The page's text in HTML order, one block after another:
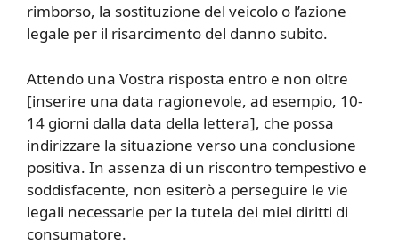
rimborso, la sostituzione del veicolo o l’azione
legale per il risarcimento del danno subito.
Attendo una Vostra risposta entro e non oltre
[inserire una data ragionevole, ad esempio, 10-
14 giorni dalla data della lettera], che possa
indirizzare la situazione verso una conclusione
positiva. In assenza di un riscontro tempestivo e
soddisfacente, non esiterò a perseguire le vie
legali necessarie per la tutela dei miei diritti di
consumatore.